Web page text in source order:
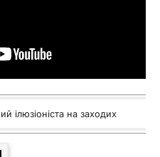
ілюзіоніста на заходих